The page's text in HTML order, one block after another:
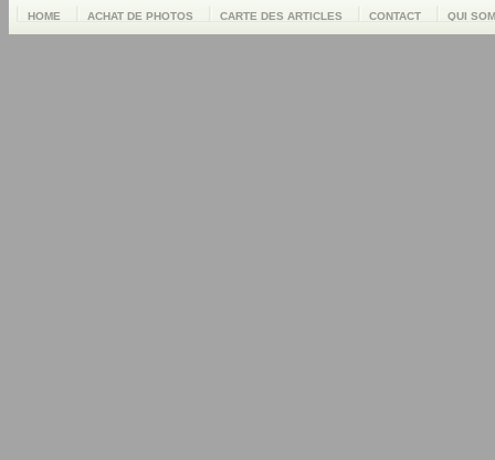
HOME ACHAT DE PHOTOS CARTE DES ARTICLES CONTACT QUI